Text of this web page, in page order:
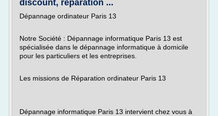
discount, réparation ...
Dépannage ordinateur Paris 13
Notre Société : Dépannage informatique Paris 13 est
spécialisée dans le dépannage informatique à domicile
pour les particuliers et les entreprises.
Les missions de Réparation ordinateur Paris 13
Dépannage informatique Paris 13 intervient chez vous à